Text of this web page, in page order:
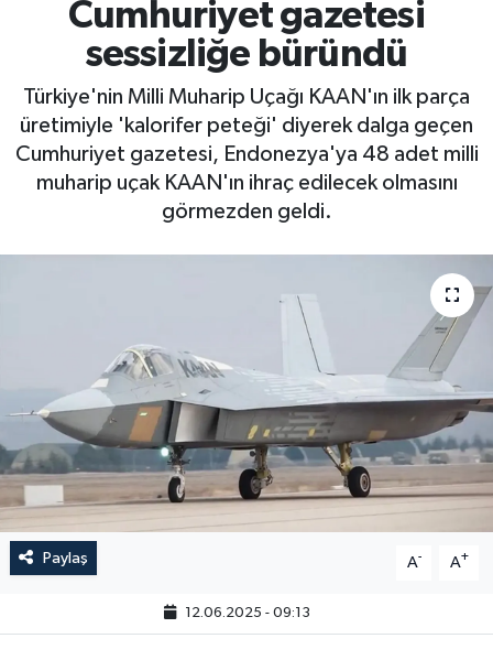
Cumhuriyet gazetesi
sessizliğe büründü
Türkiye'nin Milli Muharip Uçağı KAAN'ın ilk parça
üretimiyle 'kalorifer peteği' diyerek dalga geçen
Cumhuriyet gazetesi, Endonezya'ya 48 adet milli
muharip uçak KAAN'ın ihraç edilecek olmasını
görmezden geldi.
Paylaş A- A+
12.06.2025 - 09:13